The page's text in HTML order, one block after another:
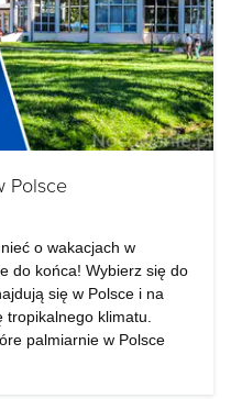
Polsce
o wakacjach w
do końca! Wybierz się do
się w Polsce i na
tropikalnego klimatu.
palmiarnie w Polsce